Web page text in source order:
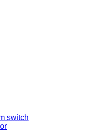
switch